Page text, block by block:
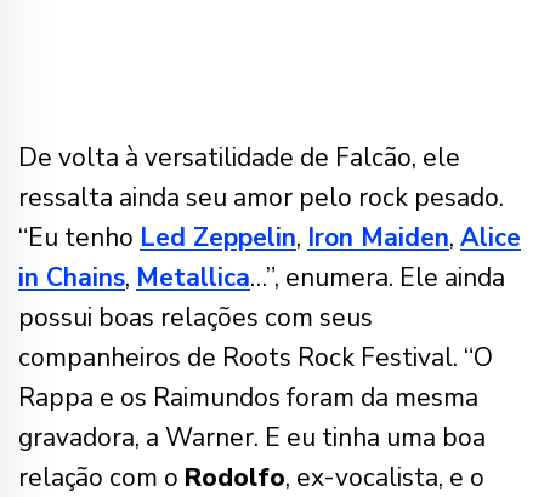
De volta à versatilidade de Falcão, ele
ressalta ainda seu amor pelo rock pesado.
“Eu tenho Led Zeppelin, Iron Maiden, Alice
in Chains, Metallica…”, enumera. Ele ainda
possui boas relações com seus
companheiros de Roots Rock Festival. “O
Rappa e os Raimundos foram da mesma
gravadora, a Warner. E eu tinha uma boa
relação com o Rodolfo, ex-vocalista, e o